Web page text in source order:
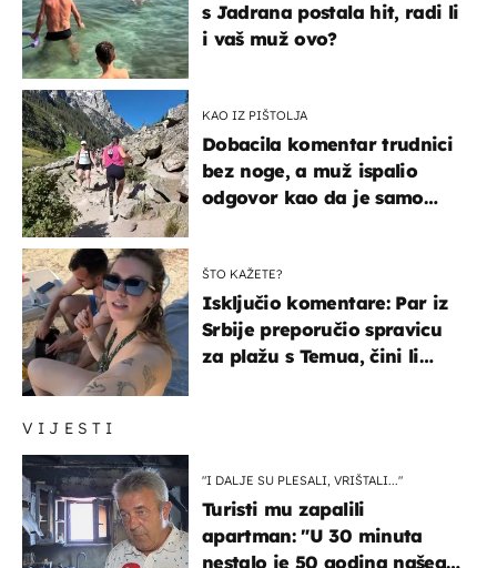
VIJESTI
"I DALJE SU PLESALI, VRIŠTALI..."
Turisti mu zapalili
apartman: "U 30 minuta
nestalo je 50 godina našeg
s Jadrana postala hit, radi li
i vaš muž ovo?
KAO IZ PIŠTOLJA
Dobacila komentar trudnici
bez noge, a muž ispalio
odgovor kao da je samo
ŠTO KAŽETE?
Isključio komentare: Par iz
Srbije preporučio spravicu
za plažu s Temua, čini li